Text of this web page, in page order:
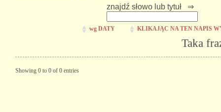
znajdź słowo lub tytuł ⇒
wg DATY KLIKAJĄC NA TEN NAPIS
Taka
Showing 0 to 0 of 0 entries